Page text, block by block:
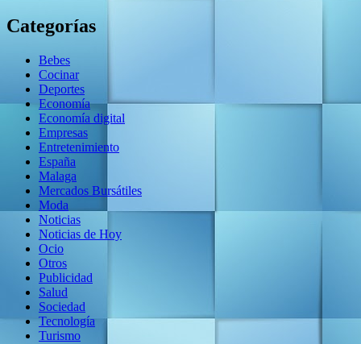
Categorías
Bebes
Cocinar
Deportes
Economía
Economía digital
Empresas
Entretenimiento
España
Malaga
Mercados Bursátiles
Moda
Noticias
Noticias de Hoy
Ocio
Otros
Publicidad
Salud
Sociedad
Tecnología
Turismo